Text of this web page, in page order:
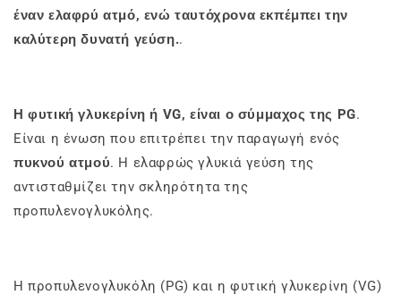
έναν ελαφρύ ατμό, ενώ ταυτόχρονα εκπέμπει την
καλύτερη δυνατή γεύση..
Η φυτική γλυκερίνη ή VG, είναι ο σύμμαχος της PG.
Είναι η ένωση που επιτρέπει την παραγωγή ενός
πυκνού ατμού. Η ελαφρώς γλυκιά γεύση της
αντισταθμίζει την σκληρότητα της
προπυλενογλυκόλης.
Η προπυλενογλυκόλη (PG) και η φυτική γλυκερίνη (VG)